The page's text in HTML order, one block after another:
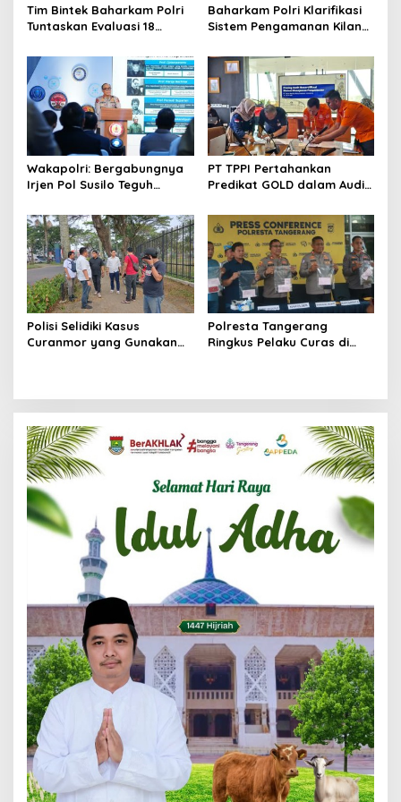
Tim Bintek Baharkam Polri
Tuntaskan Evaluasi 18
Pertamina Jabar
Baharkam Polri Klarifikasi
Sistem Pengamanan Kilang
Wakapolri: Bergabungnya
Irjen Pol Susilo Teguh
Nasional Pusat Studi
Kepolisian
PT TPPI Pertahankan
Predikat GOLD dalam Audit
Polisi Selidiki Kasus
Curanmor yang Gunakan
Polresta Tangerang
Ringkus Pelaku Curas di